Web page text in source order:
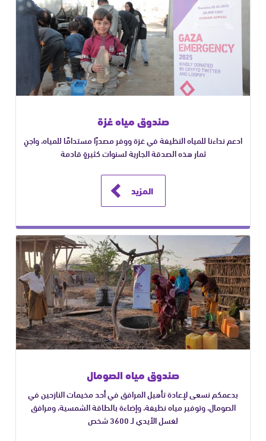
صندوق مياه غزة
ادعم نداءنا للمياه النظيفة في غزة ووفر مصدرًا مستدامًا للمياه، واجنِ
ثمار هذه الصدقة الجارية لسنوات كثيرةٍ قادمة
المزيد
صندوق مياه الصومال
بدعمكم نسعى لإعادة تأهيل المرافق في أحد مخيمات النازحين في
الصومال، وتوفير مياه نظيفة، وإضاءة بالطاقة الشمسية، ومرافق
لغسل الأيدي لـ 3600 شخص